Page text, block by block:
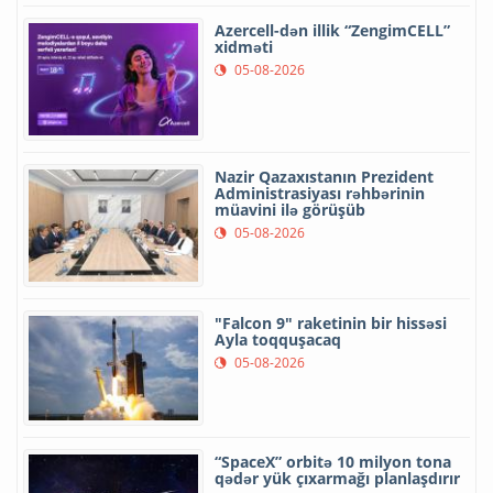
Azercell-dən illik “ZengimCELL”
xidməti
05-08-2026
Nazir Qazaxıstanın Prezident
Administrasiyası rəhbərinin
müavini ilə görüşüb
05-08-2026
"Falcon 9" raketinin bir hissəsi
Ayla toqquşacaq
05-08-2026
“SpaceX” orbitə 10 milyon tona
qədər yük çıxarmağı planlaşdırır